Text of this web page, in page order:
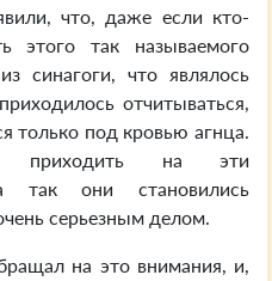
что, даже если кто-
этого так называемого
синагоги, что являлось
отчитываться,
только под кровью агнца.
на эти
так они становились
серьезным делом.
на это внимания, и,